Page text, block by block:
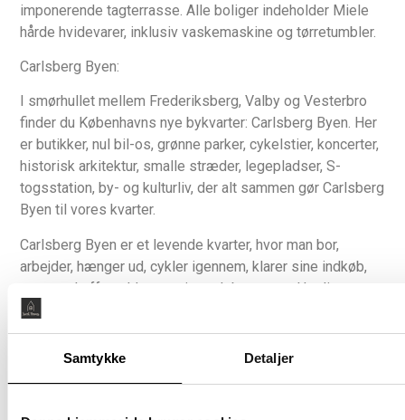
Samtykke Detaljer
imponerende tagterrasse. Alle boliger indeholder Miele
hårde hvidevarer, inklusiv vaskemaskine og tørretumbler.
Carlsberg Byen:
I smørhullet mellem Frederiksberg, Valby og Vesterbro
finder du Københavns nye bykvarter: Carlsberg Byen. Her
er butikker, nul bil-os, grønne parker, cykelstier, koncerter,
historisk arkitektur, smalle stræder, legepladser, S-
togsstation, by- og kulturliv, der alt sammen gør Carlsberg
Byen til vores kvarter.
Carlsberg Byen er et levende kvarter, hvor man bor,
arbejder, hænger ud, cykler igennem, klarer sine indkøb,
tager en kaffe, uddanner sig og løber en tur. Her ligger
butikker op ad kontorer, og boliger op ad uddannelses- og
daginstitutioner. Alle nyder de godt af de mange grønne
områder, kulturelle aktiviteter, boldbaner og legepladser,